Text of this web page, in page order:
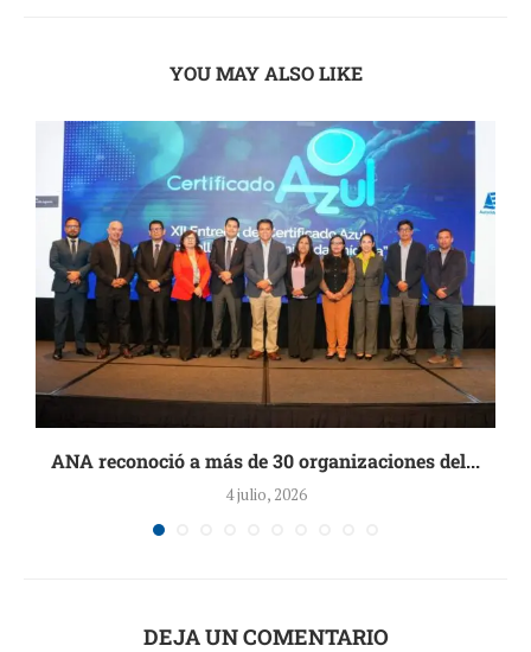
YOU MAY ALSO LIKE
ANA reconoció a más de 30 organizaciones del...
4 julio, 2026
DEJA UN COMENTARIO